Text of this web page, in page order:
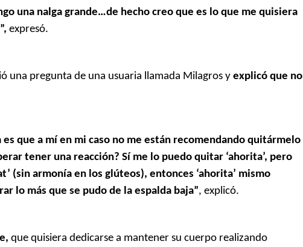
una nalga grande…de hecho creo que es lo que me quisiera
expresó.
una pregunta de una usuaria llamada Milagros y explicó que no
que a mí en mi caso no me están recomendando quitármelo
tener una reacción? Sí me lo puedo quitar ‘ahorita’, pero
(sin armonía en los glúteos), entonces ‘ahorita’ mismo
lo más que se pudo de la espalda baja”, explicó.
que quisiera dedicarse a mantener su cuerpo realizando